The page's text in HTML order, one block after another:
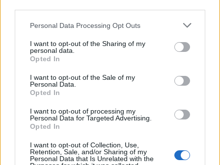
Personal Data Processing Opt Outs
I want to opt-out of the Sharing of my
personal data.
Opted In
I want to opt-out of the Sale of my
Personal Data.
Opted In
I want to opt-out of processing my
Personal Data for Targeted Advertising.
Opted In
I want to opt-out of Collection, Use,
Retention, Sale, and/or Sharing of my
Personal Data that Is Unrelated with the
Caletón Blanco
de Lanzarote de playas de arena clara rodeadas de
oscuras rocas volcánicas. Esto no deja de ocurrir en el
norte de la isla.
posibilidades para el baño, ya que las rocas provocan
formación de charcas y piscinasdependiendo del